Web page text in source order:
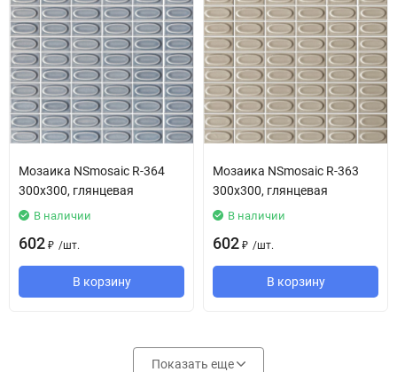
Мозаика NSmosaic R-364
300x300, глянцевая
В наличии
602 ₽ /шт.
В корзину
Мозаика NSmosaic R-363
300x300, глянцевая
В наличии
602 ₽ /шт.
В корзину
Показать еще